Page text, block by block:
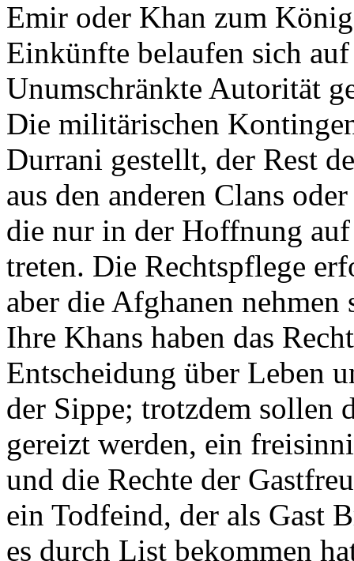
Emir oder Khan zum
Einkünfte belaufen sich
Unumschränkte Autorität
Die militärischen
Durrani gestellt, der Rest
aus den anderen Clans
die nur in der Hoffnung
treten. Die Rechtspflege
aber die Afghanen
Ihre Khans haben das
Entscheidung über Leben
der Sippe; trotzdem sollen
gereizt werden, ein
und die Rechte der
ein Todfeind, der als Gast
es durch List bekommen